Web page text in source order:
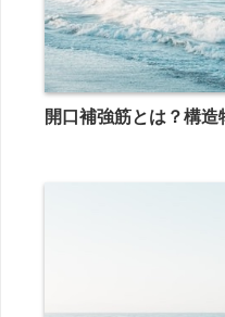
開口補強筋とは？構